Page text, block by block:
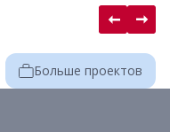
Больше проектов